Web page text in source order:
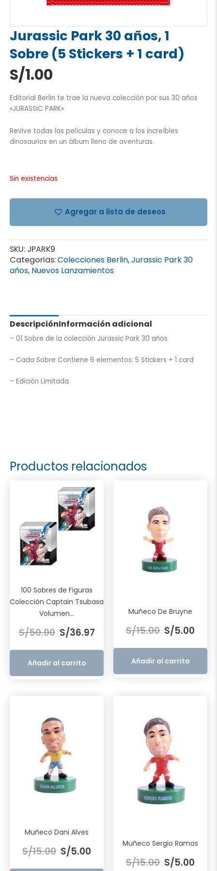
Jurassic Park 30 años, 1
Sobre (5 Stickers + 1 card)
S/1.00
Editorial Berlin te trae la nueva colección por sus 30 años
«JURASSIC PARK»
Revive todas las películas y conoce a los increíbles
dinosaurios en un álbum lleno de aventuras.
Sin existencias
Agregar a lista de deseos
SKU: JPARK9
Categorias:Colecciones Berlin,Jurassic Park 30
años, Nuevos Lanzamientos
DescripciónInformación adicional
– 01 Sobre de la colección Jurassic Park 30 años
– Cada Sobre Contiene 6 elementos: 5 Stickers + 1 card
– Edición Limitada
Productos relacionados
100 Sobres de Figuras
Colección Captain Tsubasa
Volumen...
S/50.00 precio
original
era:
S/50.00.
S/36.97
actual
S/36.97.
Añadir al carrito
Muñeco De Bruyne
S/15.00 precio
original
era:
S/15.00.
S/5.00
S/
Añadir al carrito
Muñeco Dani Alves
S/15.00 precio
original
S/5.00
actual
Muñeco Sergio Ramos
S/15.00 precio
S/5.00